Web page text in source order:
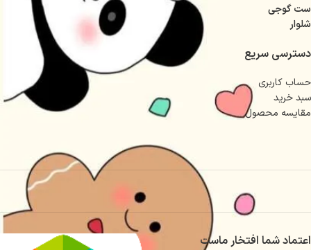
ست گوجی
شلوار
دسترسی سریع
حساب کاربری
سبد خرید
مقایسه محصول
اعتماد شما افتخار ماست